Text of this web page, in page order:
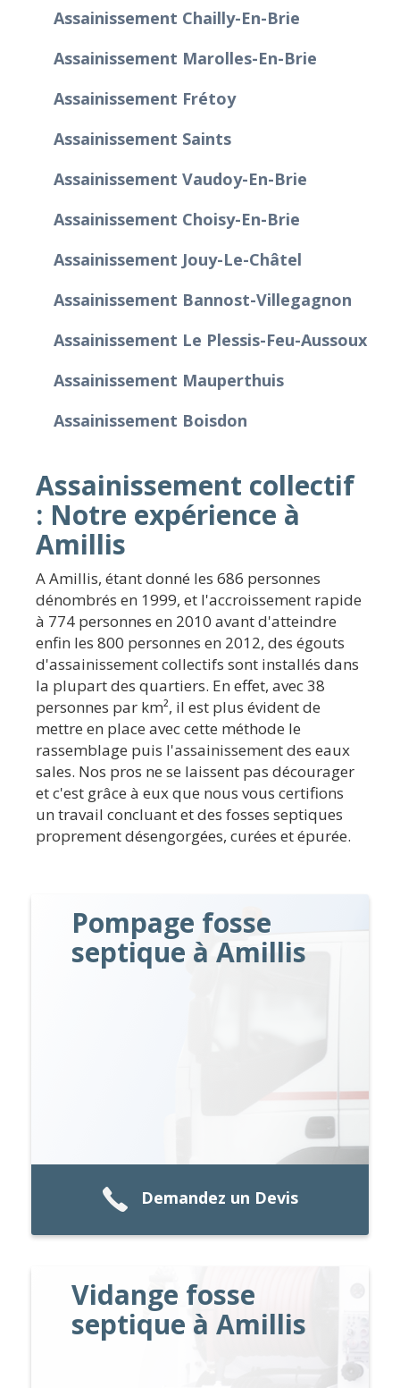
Assainissement Chailly-En-Brie
Assainissement Marolles-En-Brie
Assainissement Frétoy
Assainissement Saints
Assainissement Vaudoy-En-Brie
Assainissement Choisy-En-Brie
Assainissement Jouy-Le-Châtel
Assainissement Bannost-Villegagnon
Assainissement Le Plessis-Feu-Aussoux
Assainissement Mauperthuis
Assainissement Boisdon
Assainissement collectif
: Notre expérience à
Amillis
A Amillis, étant donné les 686 personnes
dénombrés en 1999, et l'accroissement rapide
à 774 personnes en 2010 avant d'atteindre
enfin les 800 personnes en 2012, des égouts
d'assainissement collectifs sont installés dans
la plupart des quartiers. En effet, avec 38
personnes par km², il est plus évident de
mettre en place avec cette méthode le
rassemblage puis l'assainissement des eaux
sales. Nos pros ne se laissent pas décourager
et c'est grâce à eux que nous vous certifions
un travail concluant et des fosses septiques
proprement désengorgées, curées et épurée.
Pompage fosse
septique à Amillis
Demandez un Devis
Vidange fosse
septique à Amillis